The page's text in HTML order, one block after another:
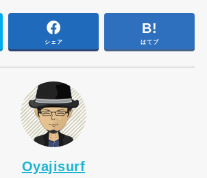
シェア はてブ
Oyajisurf